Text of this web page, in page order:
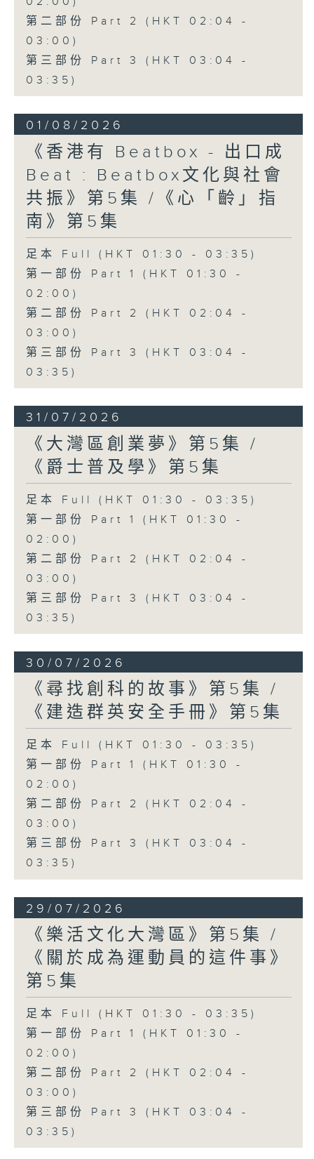
第二部份 Part 2 (HKT 02:04 -
03:00)
第三部份 Part 3 (HKT 03:04 -
03:35)
01/08/2026
《香港有 Beatbox - 出口成
Beat : Beatbox文化與社會
共振》第5集 /《心「齡」指
南》第5集
足本 Full (HKT 01:30 - 03:35)
第一部份 Part 1 (HKT 01:30 -
02:00)
第二部份 Part 2 (HKT 02:04 -
03:00)
第三部份 Part 3 (HKT 03:04 -
03:35)
31/07/2026
《大灣區創業夢》第5集 /
《爵士普及學》第5集
足本 Full (HKT 01:30 - 03:35)
第一部份 Part 1 (HKT 01:30 -
02:00)
第二部份 Part 2 (HKT 02:04 -
03:00)
第三部份 Part 3 (HKT 03:04 -
03:35)
30/07/2026
《尋找創科的故事》第5集 /
《建造群英安全手冊》第5集
足本 Full (HKT 01:30 - 03:35)
第一部份 Part 1 (HKT 01:30 -
02:00)
第二部份 Part 2 (HKT 02:04 -
03:00)
第三部份 Part 3 (HKT 03:04 -
03:35)
29/07/2026
《樂活文化大灣區》第5集 /
《關於成為運動員的這件事》
第5集
足本 Full (HKT 01:30 - 03:35)
第一部份 Part 1 (HKT 01:30 -
02:00)
第二部份 Part 2 (HKT 02:04 -
03:00)
第三部份 Part 3 (HKT 03:04 -
03:35)